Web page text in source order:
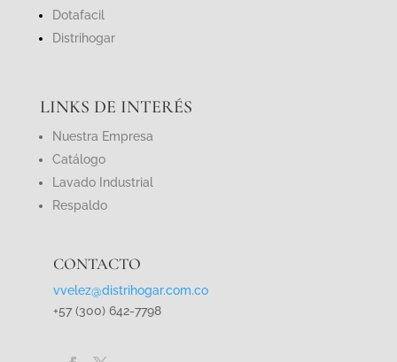
Dotafacil
Distrihogar
LINKS DE INTERÉS
Nuestra Empresa
Catálogo
Lavado Industrial
Respaldo
CONTACTO
vvelez@distrihogar.com.co
+57 (300) 642-7798